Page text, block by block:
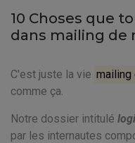
10 Choses que
dans mailing de
C'est juste la vie mailing
comme ça.
Notre dossier intitulé
par les internautes